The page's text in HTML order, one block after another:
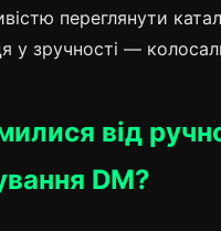
переглянути
у зручності —
від
DM?